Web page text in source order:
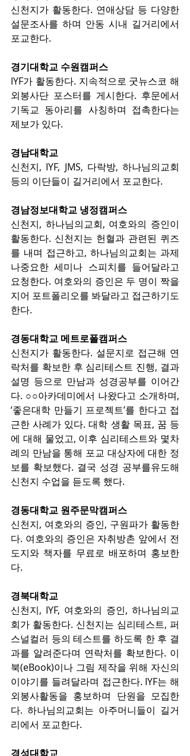
신천지가 활동한다. 연애상담 등 다양한
설문조사를 하며 안동 시내 길거리에서
포교한다.
경기대학교 수원캠퍼스
IYF가 활동한다. 지속적으로 굿뉴스코 해
외봉사단 포스터를 게시한다. 후문에서
기독교 동아리를 사칭하며 접촉한다는
제보가 있다.
경남대학교
신천지, IYF, JMS, 다락방, 하나님의교회
등의 이단들이 길거리에서 포교한다.
경남정보대학교 냉정캠퍼스
신천지, 하나님의교회, 여호와의 증인이
활동한다. 신천지는 헌혈과 관련된 퀴즈
를 내며 접근하고, 하나님의교회는 과제
나중요한 세미나 스피치를 들어달라고
요청한다. 여호와의 증인은 두 명이 짝을
지어 포트폴리오를 봐달라고 접근하기도
한다.
경동대학교 메트로폴캠퍼스
신천지가 활동한다. 설문지로 접근해 연
락처를 확보한 후 심리테스트 진행, 결과
설명 등으로 만남과 성경공부를 이어간
다. ○○아카데미에서 나왔다고 소개하며,
‘좋은대학 만들기 프로젝트’를 한다고 접
근한 사례가 있다. 대학 생활 목표, 꿈 등
에 대해 물었고, 이후 심리테스트와 몇차
례의 만남을 통해 포교 대상자에 대한 정
보를 확보했다. 결국 성경 공부를유도해
신천지 수업을 듣도록 했다.
경동대학교 원주문막캠퍼스
신천지, 여호와의 증인, 구원파가 활동한
다. 여호와의 증인은 자취방촌 앞에서 전
도지와 책자를 무료로 배포하며 홍보한
다.
경북대학교
신천지, IYF, 여호와의 증인, 하나님의교
회가 활동한다. 신천지는 심리테스트, 퍼
스널컬러 등의 테스트를 하도록 한 후 결
과를 알려준다며 연락처를 확보한다. 이
북(eBook)이나 그림 제작을 위해 자신의
이야기를 들려달라며 접근한다. IYF는 해
외봉사활동을 홍보하며 단원을 모집한
다. 하나님의교회는 아주머니들이 길거
리에서 포교한다.
경성대학교